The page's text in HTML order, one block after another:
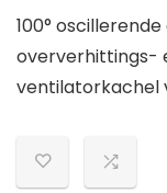
100°
oververhittings-
ventilatorkachel